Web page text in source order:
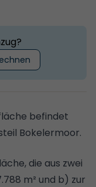
befindet
Bokelermoor.
die aus zwei
m² und b) zur